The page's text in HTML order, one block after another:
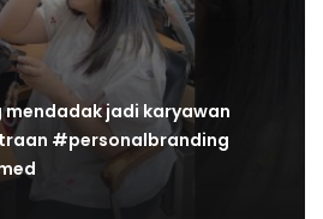
mendadak jadi karyawan
#personalbranding